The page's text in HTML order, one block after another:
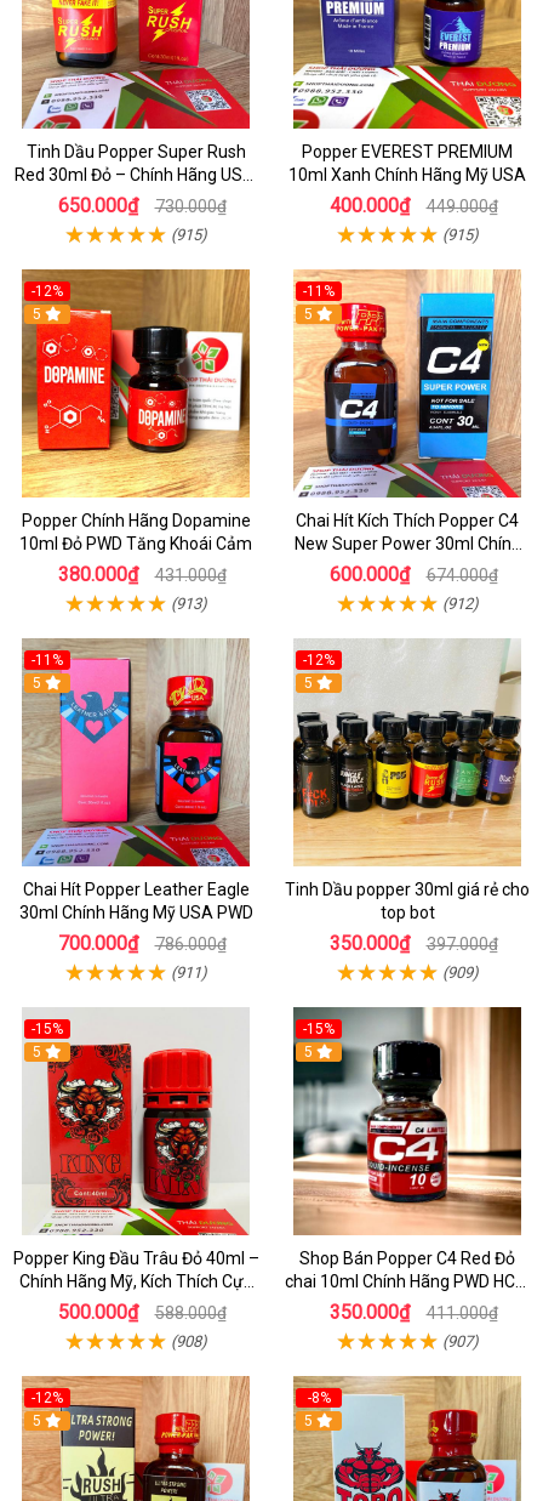
Tinh Dầu Popper Super Rush
Red 30ml Đỏ – Chính Hãng USA,
Kích Thích Mạnh, Tăng Hưng
Phấn
650.000₫ 730.000₫
(915)
Popper EVEREST PREMIUM
10ml Xanh Chính Hãng Mỹ USA
400.000₫ 449.000₫
(915)
-12%
5
Popper Chính Hãng Dopamine
10ml Đỏ PWD Tăng Khoái Cảm
380.000₫ 431.000₫
(913)
-11%
5
Chai Hít Kích Thích Popper C4
New Super Power 30ml Chính
Hãng Mỹ USA
600.000₫ 674.000₫
(912)
-11%
5
Chai Hít Popper Leather Eagle
30ml Chính Hãng Mỹ USA PWD
700.000₫ 786.000₫
(911)
-12%
5
Tinh Dầu popper 30ml giá rẻ cho
top bot
350.000₫ 397.000₫
(909)
-15%
5
Popper King Đầu Trâu Đỏ 40ml –
Chính Hãng Mỹ, Kích Thích Cực
Mạnh Cho Top & Bot
500.000₫ 588.000₫
(908)
-15%
5
Shop Bán Popper C4 Red Đỏ
chai 10ml Chính Hãng PWD HCM
kích thích Cực Mạnh cho LGBT -
TOP BOT
350.000₫ 411.000₫
(907)
-12%
5
-8%
5